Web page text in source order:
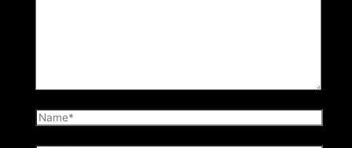
Name*